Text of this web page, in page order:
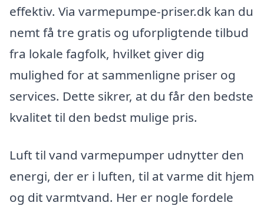
effektiv. Via varmepumpe-priser.dk kan du
nemt få tre gratis og uforpligtende tilbud
fra lokale fagfolk, hvilket giver dig
mulighed for at sammenligne priser og
services. Dette sikrer, at du får den bedste
kvalitet til den bedst mulige pris.
Luft til vand varmepumper udnytter den
energi, der er i luften, til at varme dit hjem
og dit varmtvand. Her er nogle fordele